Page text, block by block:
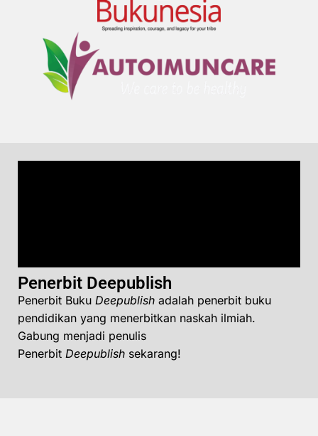
Penerbit Deepublish
Penerbit Buku Deepublish adalah penerbit buku
pendidikan yang menerbitkan naskah ilmiah.
Gabung menjadi penulis
Penerbit Deepublish sekarang!